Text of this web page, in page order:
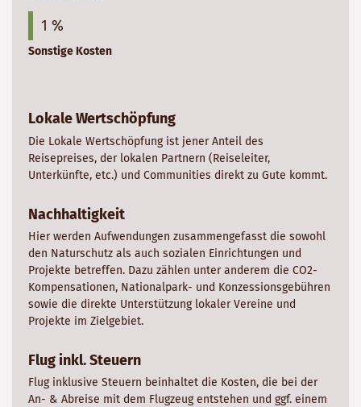
1 %
Sonstige Kosten
Lokale Wertschöpfung
Die Lokale Wertschöpfung ist jener Anteil des
Reisepreises, der lokalen Partnern (Reiseleiter,
Unterkünfte, etc.) und Communities direkt zu Gute kommt.
Nachhaltigkeit
Hier werden Aufwendungen zusammengefasst die sowohl
den Naturschutz als auch sozialen Einrichtungen und
Projekte betreffen. Dazu zählen unter anderem die CO2-
Kompensationen, Nationalpark- und Konzessionsgebühren
sowie die direkte Unterstützung lokaler Vereine und
Projekte im Zielgebiet.
Flug inkl. Steuern
Flug inklusive Steuern beinhaltet die Kosten, die bei der
An- & Abreise mit dem Flugzeug entstehen und ggf. einem